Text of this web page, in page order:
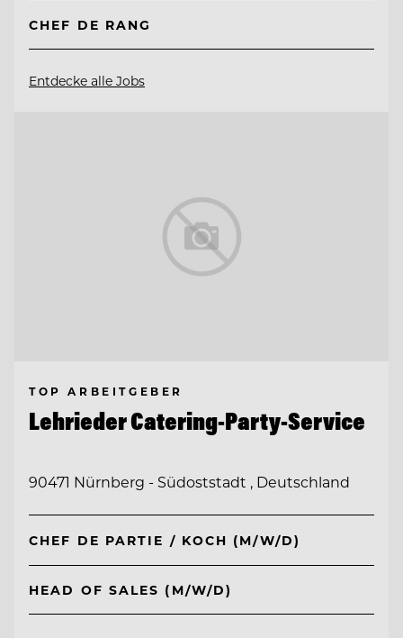
CHEF DE RANG
Entdecke alle Jobs
TOP ARBEITGEBER
Lehrieder Catering-Party-Service
90471 Nürnberg - Südoststadt , Deutschland
CHEF DE PARTIE / KOCH (M/W/D)
HEAD OF SALES (M/W/D)